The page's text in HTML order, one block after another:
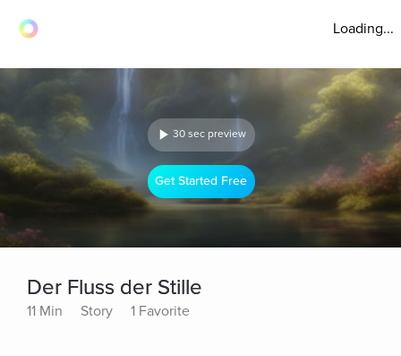
Loading...
30 sec preview
Get Started Free
Der Fluss der Stille
11 Min Story 1 Favorite